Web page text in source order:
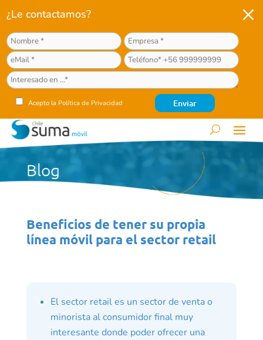
¿Le contactamos?
Acepto la Política de Privacidad
M
Blog
Beneficios de tener su propia
línea móvil para el sector retail
El sector retail es un sector de venta o
minorista al consumidor final muy
interesante donde poder ofrecer una